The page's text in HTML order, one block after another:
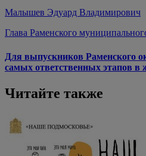
Малышев Эдуард Владимирович
Глава Раменского
Для выпускников Раменского
самых ответственных этапов в
Читайте также